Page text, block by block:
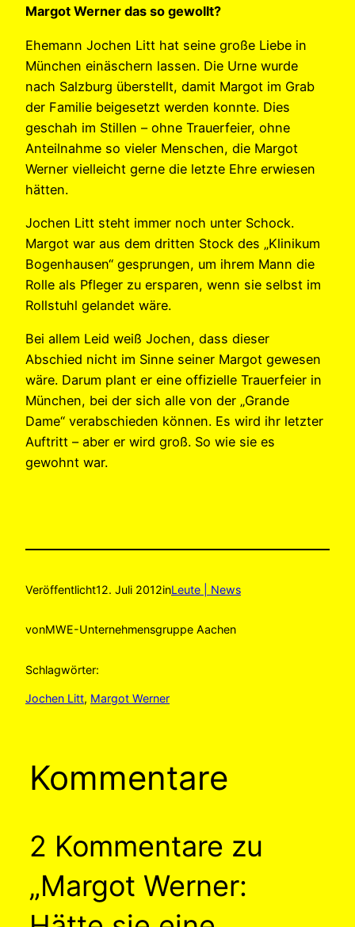
Margot Werner das so gewollt?
Ehemann Jochen Litt hat seine große Liebe in
München einäschern lassen. Die Urne wurde
nach Salzburg überstellt, damit Margot im Grab
der Familie beigesetzt werden konnte. Dies
geschah im Stillen – ohne Trauerfeier, ohne
Anteilnahme so vieler Menschen, die Margot
Werner vielleicht gerne die letzte Ehre erwiesen
hätten.
Jochen Litt steht immer noch unter Schock.
Margot war aus dem dritten Stock des „Klinikum
Bogenhausen“ gesprungen, um ihrem Mann die
Rolle als Pfleger zu ersparen, wenn sie selbst im
Rollstuhl gelandet wäre.
Bei allem Leid weiß Jochen, dass dieser
Abschied nicht im Sinne seiner Margot gewesen
wäre. Darum plant er eine offizielle Trauerfeier in
München, bei der sich alle von der „Grande
Dame“ verabschieden können. Es wird ihr letzter
Auftritt – aber er wird groß. So wie sie es
gewohnt war.
Veröffentlicht12. Juli 2012inLeute | News
vonMWE-Unternehmensgruppe Aachen
Schlagwörter:
Jochen Litt, Margot Werner
Kommentare
2 Kommentare zu
„Margot Werner: